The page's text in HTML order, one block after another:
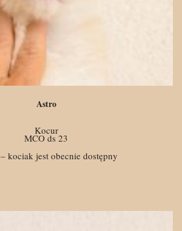
Astro
Kocur
MCO ds 23
– kociak jest obecnie dostępny